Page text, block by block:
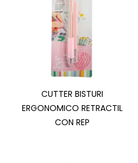
CUTTER BISTURI
ERGONOMICO RETRACTIL
CON REP